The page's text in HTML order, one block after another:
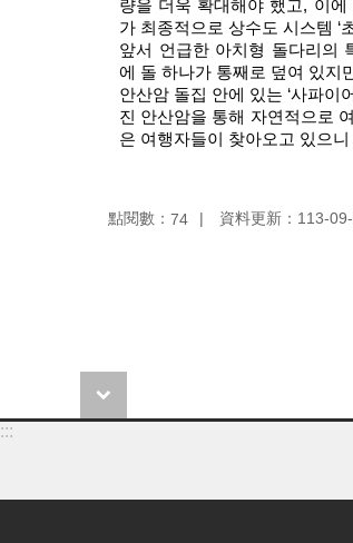
량을 더욱 확대해야 했고, 이
가 최종적으로 상수도 시스템 ‘
앞서 언급한 아치형 돌다리의
에 돌 하나가 통째로 덮여 있지
안산암 돌집 안에 있는 ‘사파
진 안산암을 통해 자연적으로
은 여행자들이 찾아오고 있으
點閱數： 74 資料更新： 113-
:::